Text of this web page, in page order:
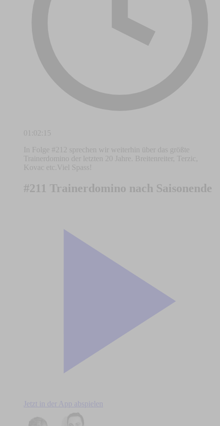
01:02:15
In Folge #212 sprechen wir weiterhin über das größte
Trainerdomino der letzten 20 Jahre. Breitenreiter, Terzic,
Kovac etc.Viel Spass!
#211 Trainerdomino nach Saisonende
Jetzt in der App abspielen